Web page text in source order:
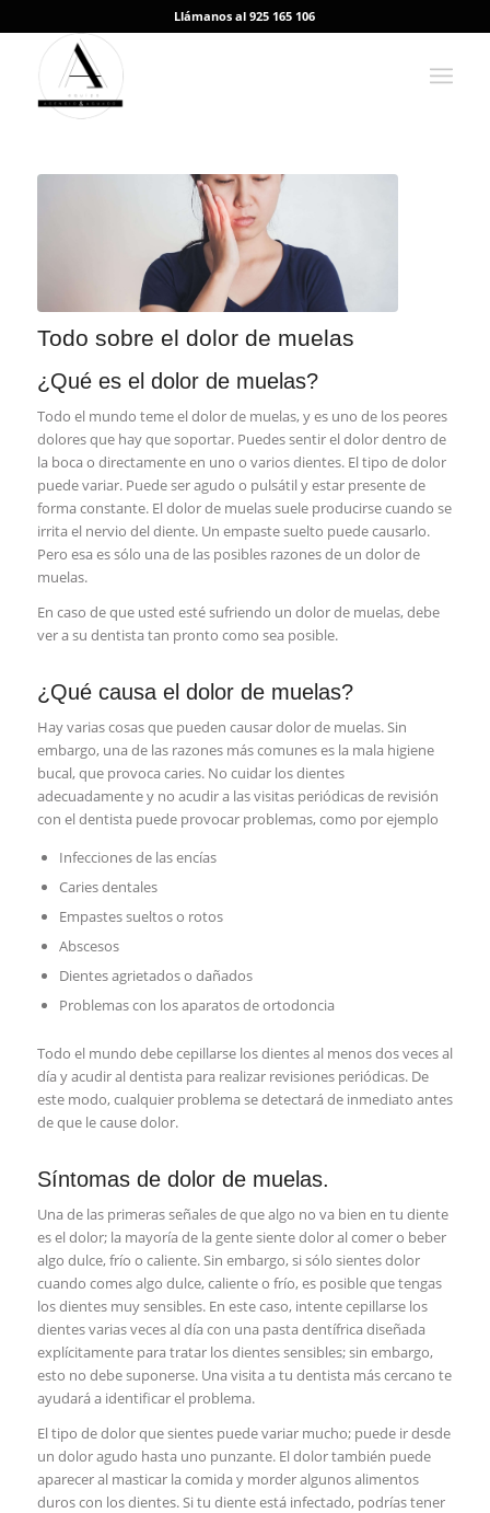
Llámanos al 925 165 106
Todo sobre el dolor de muelas
¿Qué es el dolor de muelas?
Todo el mundo teme el dolor de muelas, y es uno de los peores
dolores que hay que soportar. Puedes sentir el dolor dentro de
la boca o directamente en uno o varios dientes. El tipo de dolor
puede variar. Puede ser agudo o pulsátil y estar presente de
forma constante. El dolor de muelas suele producirse cuando se
irrita el nervio del diente. Un empaste suelto puede causarlo.
Pero esa es sólo una de las posibles razones de un dolor de
muelas.
En caso de que usted esté sufriendo un dolor de muelas, debe
ver a su dentista tan pronto como sea posible.
¿Qué causa el dolor de muelas?
Hay varias cosas que pueden causar dolor de muelas. Sin
embargo, una de las razones más comunes es la mala higiene
bucal, que provoca caries. No cuidar los dientes
adecuadamente y no acudir a las visitas periódicas de revisión
con el dentista puede provocar problemas, como por ejemplo
Infecciones de las encías
Caries dentales
Empastes sueltos o rotos
Abscesos
Dientes agrietados o dañados
Problemas con los aparatos de ortodoncia
Todo el mundo debe cepillarse los dientes al menos dos veces al
día y acudir al dentista para realizar revisiones periódicas. De
este modo, cualquier problema se detectará de inmediato antes
de que le cause dolor.
Síntomas de dolor de muelas.
Una de las primeras señales de que algo no va bien en tu diente
es el dolor; la mayoría de la gente siente dolor al comer o beber
algo dulce, frío o caliente. Sin embargo, si sólo sientes dolor
cuando comes algo dulce, caliente o frío, es posible que tengas
los dientes muy sensibles. En este caso, intente cepillarse los
dientes varias veces al día con una pasta dentífrica diseñada
explícitamente para tratar los dientes sensibles; sin embargo,
esto no debe suponerse. Una visita a tu dentista más cercano te
ayudará a identificar el problema.
El tipo de dolor que sientes puede variar mucho; puede ir desde
un dolor agudo hasta uno punzante. El dolor también puede
aparecer al masticar la comida y morder algunos alimentos
duros con los dientes. Si tu diente está infectado, podrías tener